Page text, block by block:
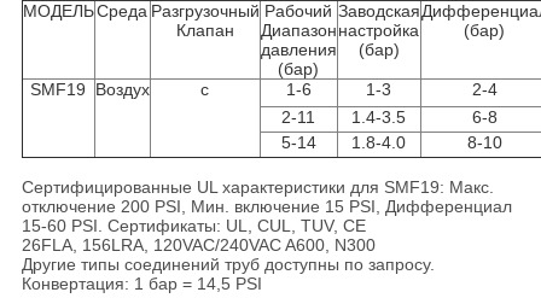
МОДЕЛЬСреда Разгрузочный
Клапан
Рабочий
Диапазон
давления
(бар)
Заводская
настройка
(бар)
(бар)
SMF19 Воздух с 1-6 1-3
2-4
2-11
1.4-3.5
6-8
5-14
1.8-4.0 8-10
Сертифицированные UL характеристики для SMF19: Макс.
отключение 200 PSI, Мин. включение 15 PSI, Дифференциал
15-60 PSI. Сертификаты: UL, CUL, TUV, CE
26FLA, 156LRA, 120VAC/240VAC A600, N300
Другие типы соединений труб доступны по запросу.
Конвертация: 1 бар = 14,5 PSI